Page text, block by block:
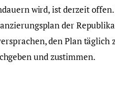
wird, ist derzeit
der
den Plan täglich
und zustimmen.